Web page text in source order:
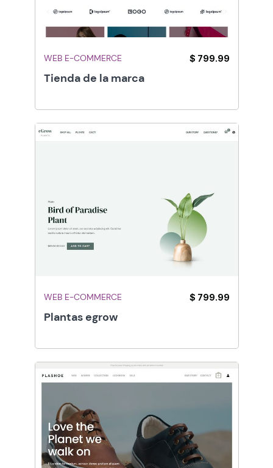
WEB E-COMMERCE $ 799.99
Tienda de la marca
WEB E-COMMERCE $ 799.99
Plantas egrow